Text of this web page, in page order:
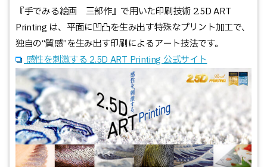
『手でみる絵画 三部作』で用いた印刷技術 2.5D ART
Printing は、平面に凹凸を生み出す特殊なプリント加工で、
独自の“質感”を生み出す印刷によるアート技法です。
感性を刺激する 2.5D ART Printing 公式サイト